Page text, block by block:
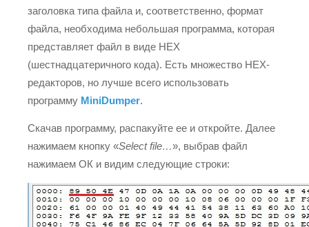
заголовка типа файла и, соответственно, формат
файла, необходима небольшая программа, которая
представляет файл в виде HEX
(шестнадцатеричного кода). Есть множество HEX-
редакторов, но лучше всего использовать
программу MiniDumper.
Скачав программу, распакуйте ее и откройте. Далее
нажимаем кнопку «Select file…», выбрав файл
нажимаем ОК и видим следующие строки: